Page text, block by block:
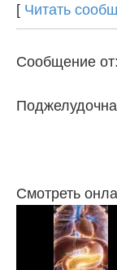
[ Читать
Сообщение
Смотреть